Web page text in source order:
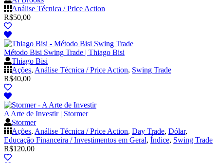
Análise Técnica / Price Action
R$50,00
Método Bisi Swing Trade | Thiago Bisi
Thiago Bisi
Ações, Análise Técnica / Price Action, Swing Trade
R$40,00
A Arte de Investir | Stormer
Stormer
Ações, Análise Técnica / Price Action, Day Trade, Dólar,
Educação Financeira / Investimentos em Geral, Índice, Swing Trade
R$120,00